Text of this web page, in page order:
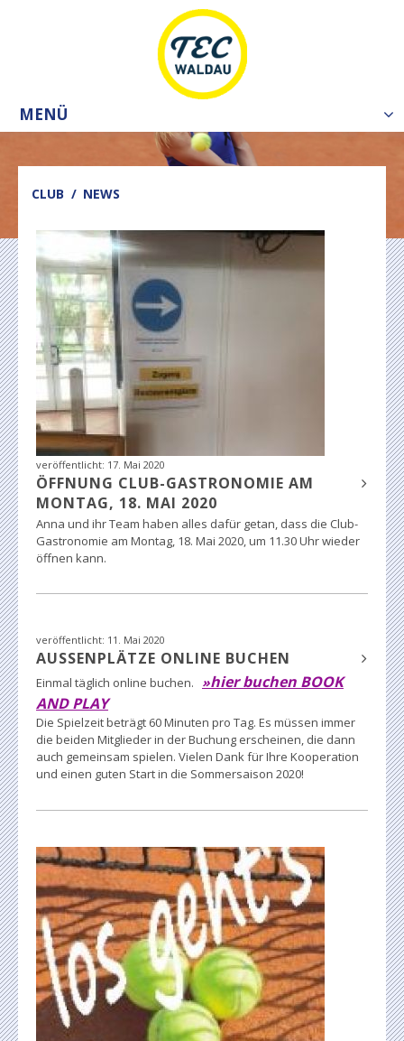
MENÜ
CLUB NEWS
veröffentlicht: 17. Mai 2020
ÖFFNUNG CLUB-GASTRONOMIE AM
MONTAG, 18. MAI 2020
Anna und ihr Team haben alles dafür getan, dass die Club-
Gastronomie am Montag, 18. Mai 2020, um 11.30 Uhr wieder
öffnen kann.
veröffentlicht: 11. Mai 2020
AUSSENPLÄTZE ONLINE BUCHEN
Einmal täglich online buchen. »hier buchen BOOK
AND PLAY
Die Spielzeit beträgt 60 Minuten pro Tag. Es müssen immer
die beiden Mitglieder in der Buchung erscheinen, die dann
auch gemeinsam spielen. Vielen Dank für Ihre Kooperation
und einen guten Start in die Sommersaison 2020!